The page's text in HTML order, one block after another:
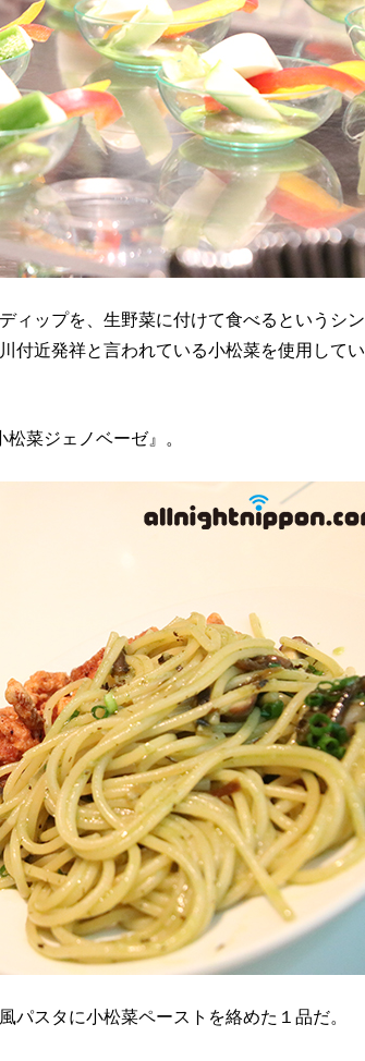
ィップを、生野菜に付けて食べるというシ
付近発祥と言われている小松菜を使用してい
菜ジェノベーゼ』。
パスタに小松菜ペーストを絡めた１品だ。